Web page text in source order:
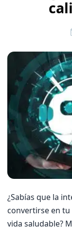
Artículos sobre
¿Sabías que la
convertirse en
vida saludable?